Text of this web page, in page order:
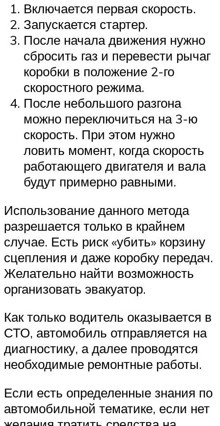
Включается первая скорость.
Запускается стартер.
После начала движения нужно
сбросить газ и перевести рычаг
коробки в положение 2-го
скоростного режима.
После небольшого разгона
можно переключиться на 3-ю
скорость. При этом нужно
ловить момент, когда скорость
работающего двигателя и вала
будут примерно равными.
Использование данного метода
разрешается только в крайнем
случае. Есть риск «убить» корзину
сцепления и даже коробку передач.
Желательно найти возможность
организовать эвакуатор.
Как только водитель оказывается в
СТО, автомобиль отправляется на
диагностику, а далее проводятся
необходимые ремонтные работы.
Если есть определенные знания по
автомобильной тематике, если нет